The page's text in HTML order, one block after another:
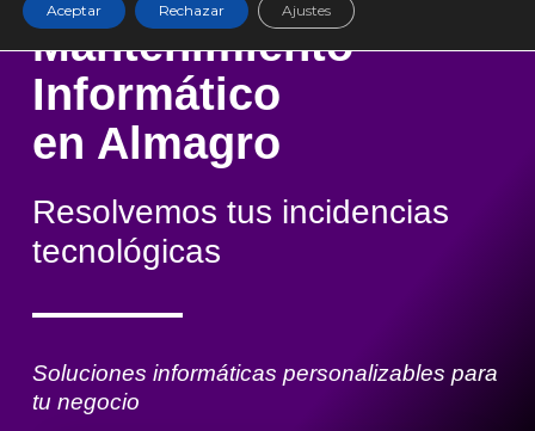
Mantenimiento
Informático
en Almagro
Resolvemos tus incidencias
tecnológicas
Soluciones informáticas personalizables para
tu negocio
Aceptar Rechazar Ajustes